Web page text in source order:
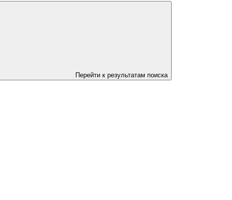
Перейти к результатам поиска